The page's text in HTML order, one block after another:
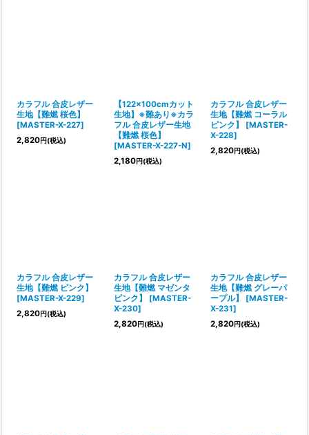
カラフル 合皮レザー
生地【難燃 桜色】
[MASTER-X-227]
2,820円(税込)
【122×100cmカット
生地】※難あり※カラ
フル 合皮レザー生地
【難燃 桜色】
[MASTER-X-227-N]
2,180円(税込)
カラフル 合皮レザー
生地【難燃 コーラル
ピンク】
[MASTER-
X-228]
2,820円(税込)
カラフル 合皮レザー
生地【難燃 ピンク】
[MASTER-X-229]
2,820円(税込)
カラフル 合皮レザー
生地【難燃 マゼンタ
ピンク】
[MASTER-
X-230]
2,820円(税込)
カラフル 合皮レザー
生地【難燃 グレーパ
ープル】
[MASTER-
X-231]
2,820円(税込)